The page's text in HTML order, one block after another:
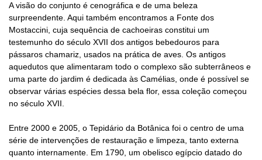
A visão do conjunto é cenográfica e de uma beleza
surpreendente. Aqui também encontramos a Fonte dos
Mostaccini, cuja sequência de cachoeiras constitui um
testemunho do século XVII dos antigos bebedouros para
pássaros chamariz, usados ​​na prática de aves. Os antigos
aquedutos que alimentaram todo o complexo são subterrâneos e
uma parte do jardim é dedicada às Camélias, onde é possível se
observar várias espécies dessa bela flor, essa coleção começou
no século XVII.
Entre 2000 e 2005, o Tepidário da Botânica foi o centro de uma
série de intervenções de restauração e limpeza, tanto externa
quanto internamente. Em 1790, um obelisco egípcio datado do